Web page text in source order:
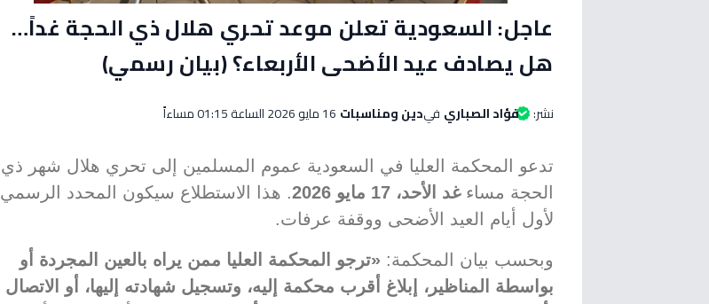
عاجل: السعودية تعلن موعد تحري هلال ذي الحجة غداً…
هل يصادف عيد الأضحى الأربعاء؟ (بيان رسمي)
نشر: فؤاد الصباري فيدين ومناسبات 16 مايو 2026 الساعة 01:15 مساءاً
تدعو المحكمة العليا في السعودية عموم المسلمين إلى تحري هلال شهر ذي
الحجة مساءغد الأحد، 17 مايو 2026
. هذا الاستطلاع سيكون المحدد الرسمي
لأول أيام العيد الأضحى ووقفة عرفات.
وبحسب بيان المحكمة: «ترجو المحكمة العليا ممن يراه بالعين المجردة أو
بواسطة المناظير، إبلاغ أقرب محكمة إليه، وتسجيل شهادته إليها، أو الاتصال